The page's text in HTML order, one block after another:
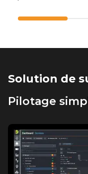
Solution de
Pilotage